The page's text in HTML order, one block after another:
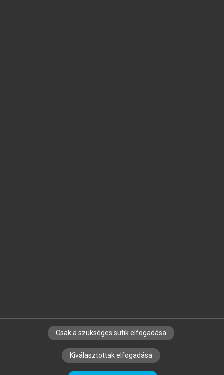
SZERZŐKNEK CÉGEKNEK KÖNYVTÁROSOKNAK
SZERKESZTÉSI ÉS LEKTORÁLÁSI ALAPELVEK
Csak a szükséges sütik elfogadása
Kiválasztottak elfogadása